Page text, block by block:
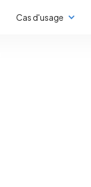
Cas d'usage